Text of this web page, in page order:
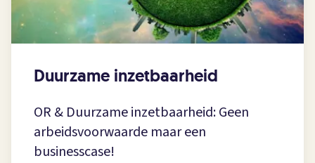
Duurzame inzetbaarheid
OR & Duurzame inzetbaarheid: Geen
arbeidsvoorwaarde maar een
businesscase!